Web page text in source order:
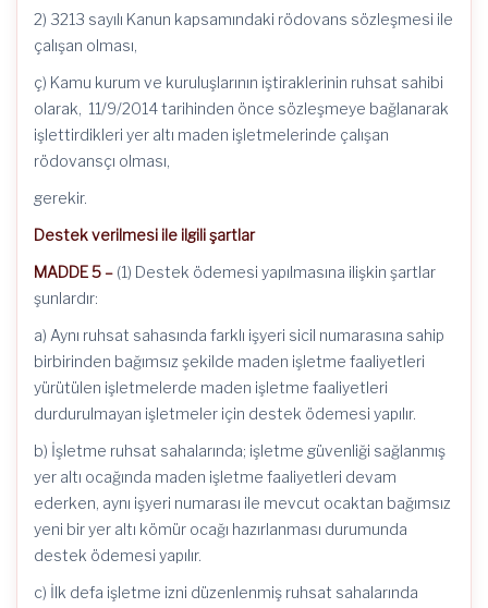
2) 3213 sayılı Kanun kapsamındaki rödovans sözleşmesi ile
çalışan olması,
ç) Kamu kurum ve kuruluşlarının iştiraklerinin ruhsat sahibi
olarak, 11/9/2014 tarihinden önce sözleşmeye bağlanarak
işlettirdikleri yer altı maden işletmelerinde çalışan
rödovansçı olması,
gerekir.
Destek verilmesi ile ilgili şartlar
MADDE 5 – (1) Destek ödemesi yapılmasına ilişkin şartlar
şunlardır:
a) Aynı ruhsat sahasında farklı işyeri sicil numarasına sahip
birbirinden bağımsız şekilde maden işletme faaliyetleri
yürütülen işletmelerde maden işletme faaliyetleri
durdurulmayan işletmeler için destek ödemesi yapılır.
b) İşletme ruhsat sahalarında; işletme güvenliği sağlanmış
yer altı ocağında maden işletme faaliyetleri devam
ederken, aynı işyeri numarası ile mevcut ocaktan bağımsız
yeni bir yer altı kömür ocağı hazırlanması durumunda
destek ödemesi yapılır.
c) İlk defa işletme izni düzenlenmiş ruhsat sahalarında